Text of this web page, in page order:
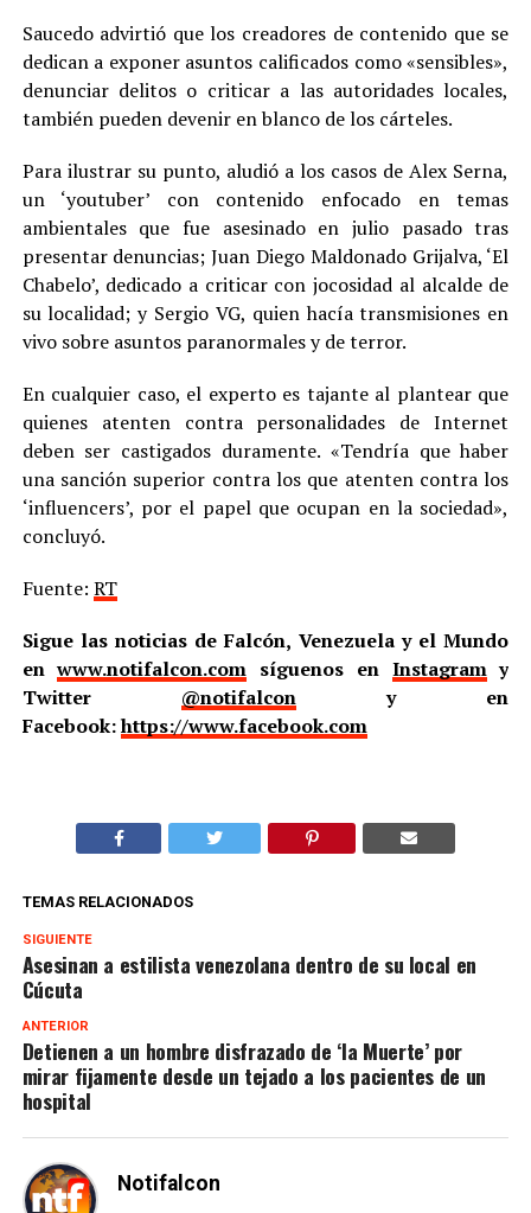
Saucedo advirtió que los creadores de contenido que se
dedican a exponer asuntos calificados como «sensibles»,
denunciar delitos o criticar a las autoridades locales,
también pueden devenir en blanco de los cárteles.
Para ilustrar su punto, aludió a los casos de Alex Serna,
un ‘youtuber’ con contenido enfocado en temas
ambientales que fue asesinado en julio pasado tras
presentar denuncias; Juan Diego Maldonado Grijalva, ‘El
Chabelo’, dedicado a criticar con jocosidad al alcalde de
su localidad; y Sergio VG, quien hacía transmisiones en
vivo sobre asuntos paranormales y de terror.
En cualquier caso, el experto es tajante al plantear que
quienes atenten contra personalidades de Internet
deben ser castigados duramente. «Tendría que haber
una sanción superior contra los que atenten contra los
‘influencers’, por el papel que ocupan en la sociedad»,
concluyó.
Fuente: RT
Sigue las noticias de Falcón, Venezuela y el Mundo
enwww.notifalcon.com síguenos en Instagramy
Twitter @notifalcony en
Facebook:https://www.facebook.com
TEMAS RELACIONADOS
SIGUIENTE
Asesinan a estilista venezolana dentro de su local en
Cúcuta
ANTERIOR
Detienen a un hombre disfrazado de ‘la Muerte’ por
mirar fijamente desde un tejado a los pacientes de un
hospital
Notifalcon